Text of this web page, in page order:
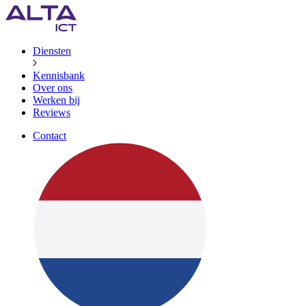
Diensten
Kennisbank
Over ons
Werken bij
Reviews
Contact